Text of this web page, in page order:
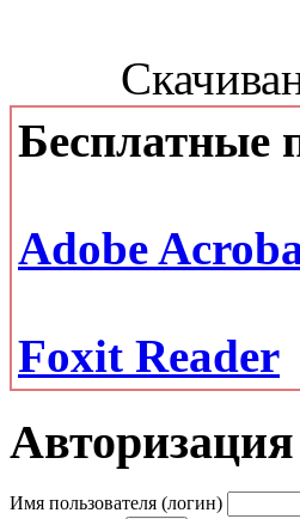
Бесплатные
Adobe
Foxit Reader
Авторизация
Имя пользователя (логин)